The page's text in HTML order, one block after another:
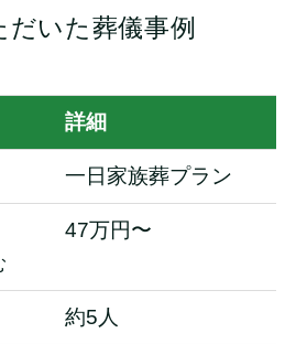
いた葬儀事例
詳細
一日家族葬プラン
47万円〜
約5人